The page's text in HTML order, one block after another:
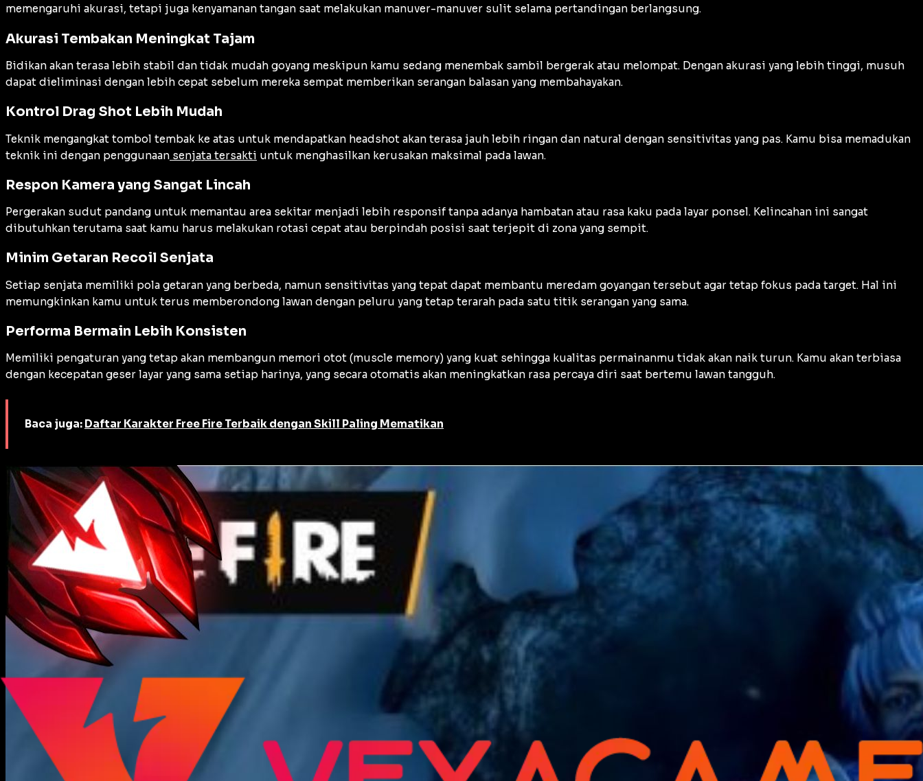
memengaruhi akurasi, tetapi juga kenyamanan tangan saat melakukan manuver-manuver sulit selama pertandingan berlangsung.
Akurasi Tembakan Meningkat Tajam
Bidikan akan terasa lebih stabil dan tidak mudah goyang meskipun kamu sedang menembak sambil bergerak atau melompat. Dengan akurasi yang lebih tinggi, musuh
dapat dieliminasi dengan lebih cepat sebelum mereka sempat memberikan serangan balasan yang membahayakan.
Kontrol Drag Shot Lebih Mudah
Teknik mengangkat tombol tembak ke atas untuk mendapatkan headshot akan terasa jauh lebih ringan dan natural dengan sensitivitas yang pas. Kamu bisa memadukan
teknik ini dengan penggunaan senjata tersakti untuk menghasilkan kerusakan maksimal pada lawan.
Respon Kamera yang Sangat Lincah
Pergerakan sudut pandang untuk memantau area sekitar menjadi lebih responsif tanpa adanya hambatan atau rasa kaku pada layar ponsel. Kelincahan ini sangat
dibutuhkan terutama saat kamu harus melakukan rotasi cepat atau berpindah posisi saat terjepit di zona yang sempit.
Minim Getaran Recoil Senjata
Setiap senjata memiliki pola getaran yang berbeda, namun sensitivitas yang tepat dapat membantu meredam goyangan tersebut agar tetap fokus pada target. Hal ini
memungkinkan kamu untuk terus memberondong lawan dengan peluru yang tetap terarah pada satu titik serangan yang sama.
Performa Bermain Lebih Konsisten
Memiliki pengaturan yang tetap akan membangun memori otot (muscle memory) yang kuat sehingga kualitas permainanmu tidak akan naik turun. Kamu akan terbiasa
dengan kecepatan geser layar yang sama setiap harinya, yang secara otomatis akan meningkatkan rasa percaya diri saat bertemu lawan tangguh.
Baca juga: Daftar Karakter Free Fire Terbaik dengan Skill Paling Mematikan